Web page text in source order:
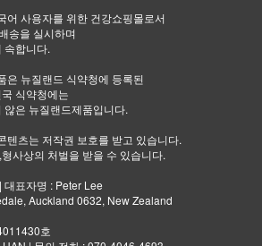
어 사용자를 위한 건강쇼핑몰로서
송을 실시하며
속합니다.
은 뉴질랜드 식약청에 등록된
식약청에는
은 뉴질랜드제품입니다.
텐츠는 저작권 보호를 받고 있습니다.
사상의 처벌을 받을 수 있습니다.
대표자명 : Peter Lee
Auckland 0632, New Zealand
호